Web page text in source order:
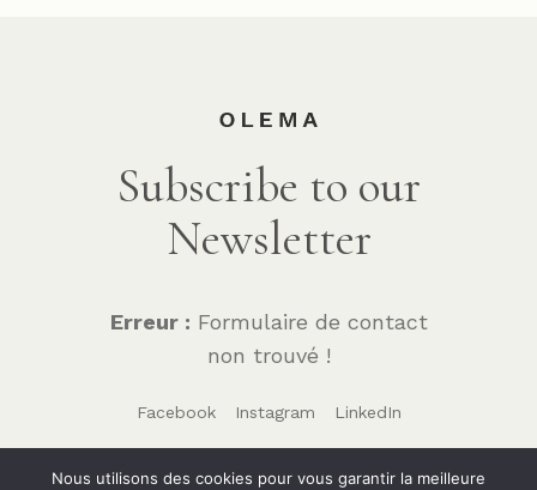
Subscribe to our
Newsletter
Erreur : Formulaire de contact
non trouvé !
Facebook Instagram LinkedIn
Nous utilisons des cookies pour vous garantir la meilleure